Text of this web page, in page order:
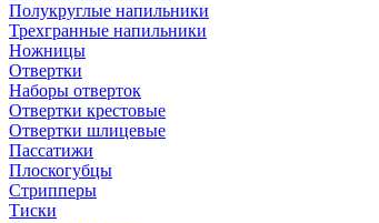
Полукруглые напильники
Трехгранные напильники
Ножницы
Отвертки
Наборы отверток
Отвертки крестовые
Отвертки шлицевые
Пассатижи
Плоскогубцы
Стрипперы
Тиски